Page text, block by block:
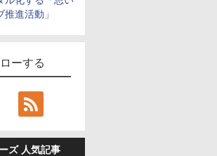
進活動」
ーする
ズ 人気記事